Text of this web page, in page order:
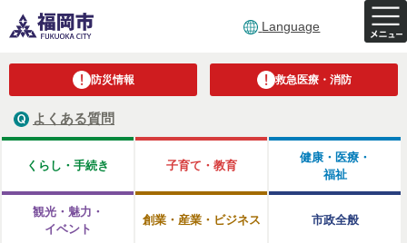
Language
防災情報 救急医療・消防
よくある質問
くらし・手続き 子育て・教育
健康・医療・
福祉
観光・魅力・
イベント
創業・産業・ビジネス 市政全般